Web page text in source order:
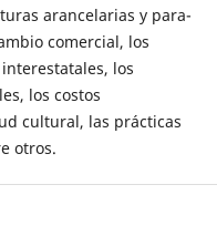
arancelarias y para-
comercial, los
los
los costos
cultural, las prácticas
otros.